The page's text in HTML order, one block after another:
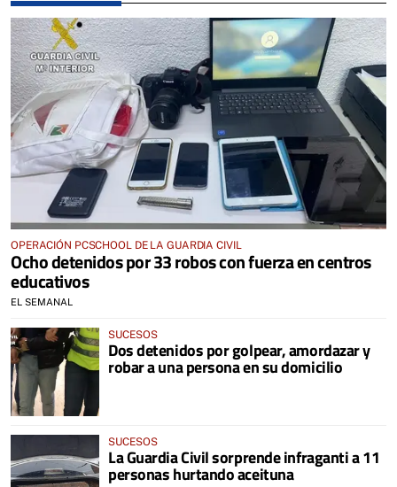
OPERACIÓN PCSCHOOL DE LA GUARDIA CIVIL
Ocho detenidos por 33 robos con fuerza en centros
educativos
EL SEMANAL
SUCESOS
Dos detenidos por golpear, amordazar y
robar a una persona en su domicilio
SUCESOS
La Guardia Civil sorprende infraganti a 11
personas hurtando aceituna